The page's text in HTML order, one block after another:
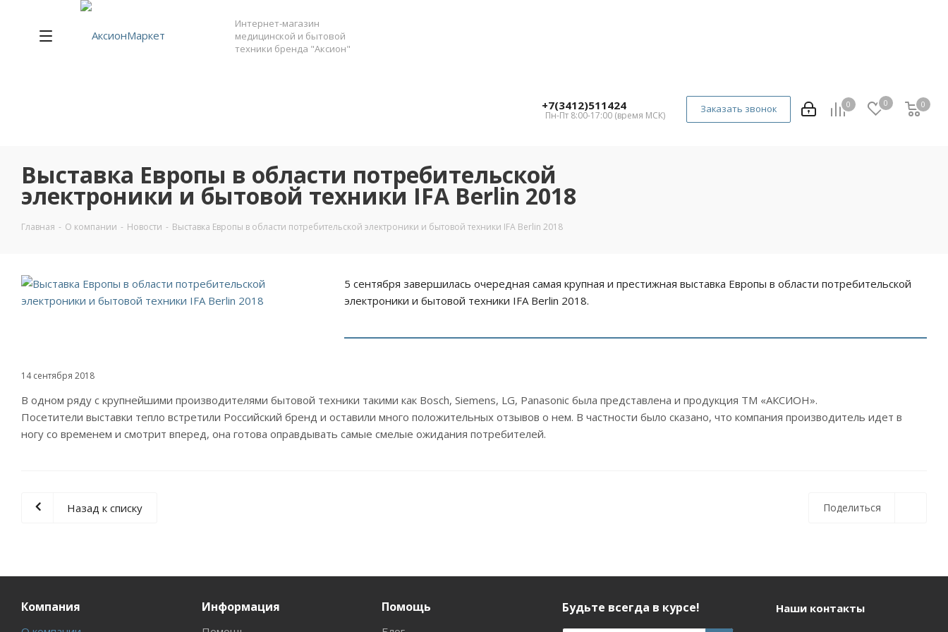
Интернет-магазин
медицинской и бытовой
техники бренда "Аксион"
0 0 0
0
+7(3412)511424
Пн-Пт 8:00-17:00 (время МСК)
Заказать звонок
Выставка Европы в области потребительской
электроники и бытовой техники IFA Berlin 2018
Главная - О компании - Новости - Выставка Европы в области потребительской электроники и бытовой техники IFA Berlin 2018
5 сентября завершилась очередная самая крупная и престижная выставка Европы в области потребительской
электроники и бытовой техники IFA Berlin 2018.
14 сентября 2018
В одном ряду с крупнейшими производителями бытовой техники такими как Bosch, Siemens, LG, Panasonic была представлена и продукция ТМ «АКСИОН».
Посетители выставки тепло встретили Российский бренд и оставили много положительных отзывов о нем. В частности было сказано, что компания производитель идет в
ногу со временем и смотрит вперед, она готова оправдывать самые смелые ожидания потребителей.
Поделиться
Назад к списку
Компания Информация Помощь Будьте всегда в курсе! Наши контакты